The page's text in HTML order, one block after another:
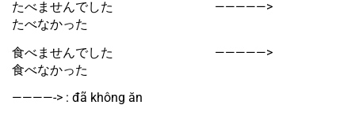
たべませんでした　　　　　　　　—————>
たべなかった
食べませんでした　　　　　　　　—————>
食べなかった
————-> : đã không ăn